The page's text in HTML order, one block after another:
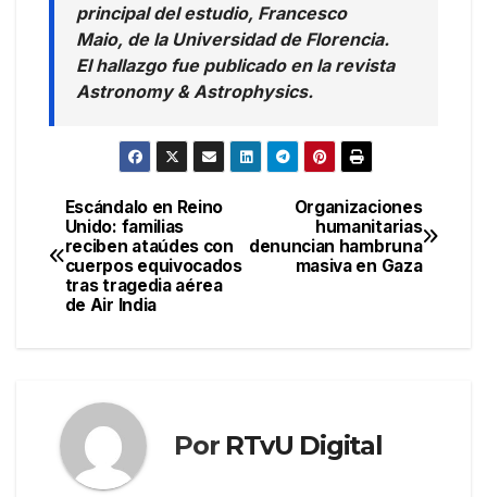
principal del estudio, Francesco
Maio, de la Universidad de Florencia.
El hallazgo fue publicado en la revista
Astronomy & Astrophysics.
Navegación
de
entradas
Organizaciones
humanitarias
denuncian hambruna
masiva en Gaza
Escándalo en Reino
Unido: familias
reciben ataúdes con
cuerpos equivocados
tras tragedia aérea
de Air India
Por RTvU Digital